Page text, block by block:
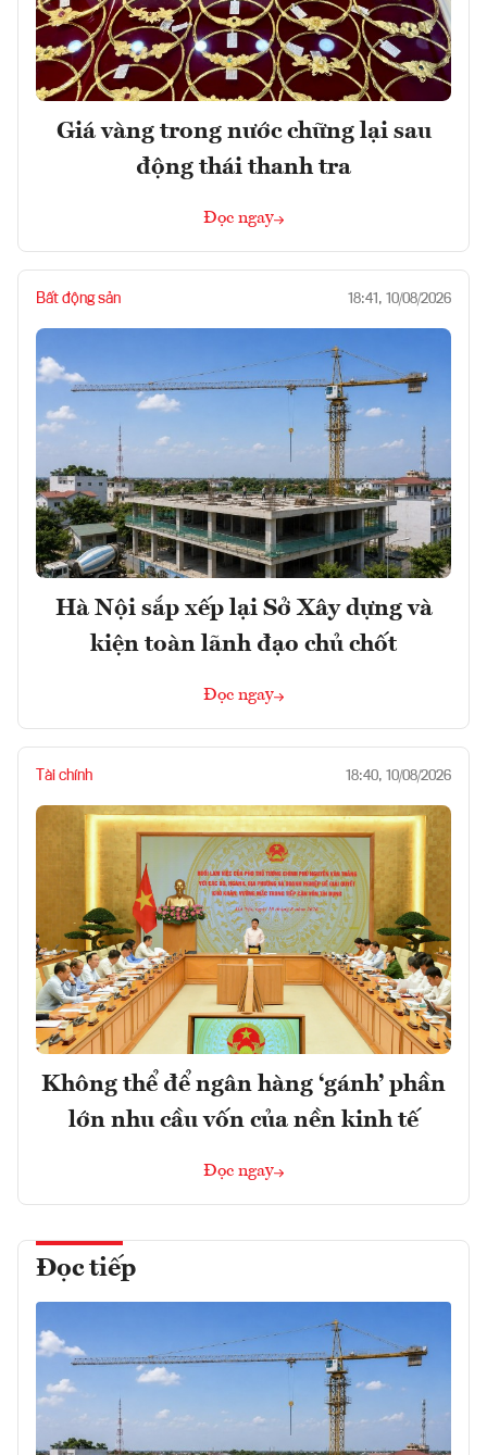
Giá vàng trong nước chững lại sau
động thái thanh tra
Đọc ngay
Bất động sản 18:41, 10/08/2026
Hà Nội sắp xếp lại Sở Xây dựng và
kiện toàn lãnh đạo chủ chốt
Đọc ngay
Tài chính 18:40, 10/08/2026
Không thể để ngân hàng ‘gánh’ phần
lớn nhu cầu vốn của nền kinh tế
Đọc ngay
Đọc tiếp